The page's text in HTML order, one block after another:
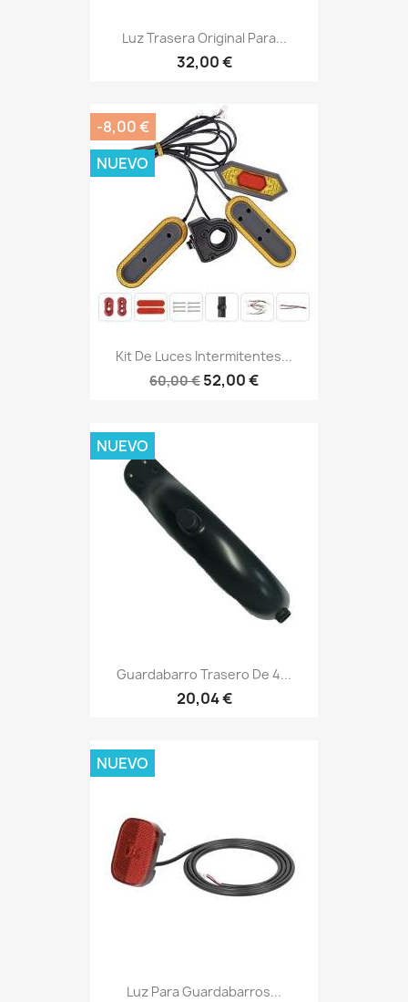
Luz Trasera Original Para...
32,00 €
Kit De Luces Intermitentes...
60,00 € 52,00 €
-8,00 €
NUEVO
Guardabarro Trasero De 4...
20,04 €
NUEVO
Luz Para Guardabarros...
NUEVO